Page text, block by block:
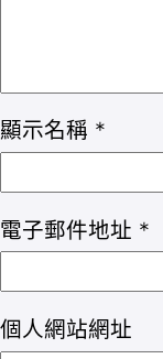
顯示名稱 *
電子郵件地址 *
個人網站網址